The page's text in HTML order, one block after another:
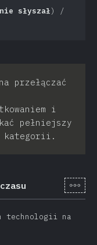
słyszał) /
przełączać
i
pełniejszy
kategorii.
[pl-
technologii na